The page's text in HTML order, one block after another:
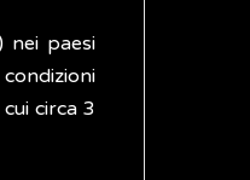
nei paesi
circa 3